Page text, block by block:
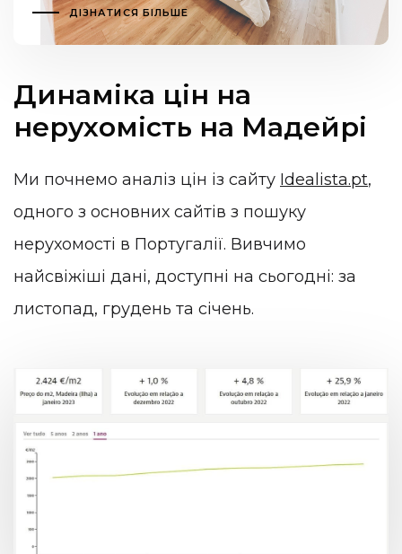
ДІЗНАТИСЯ БІЛЬШЕ
Динаміка цін на
нерухомість на Мадейрі
Ми почнемо аналіз цін із сайту Idealista.pt,
одного з основних сайтів з пошуку
нерухомості в Португалії. Вивчимо
найсвіжіші дані, доступні на сьогодні: за
листопад, грудень та січень.